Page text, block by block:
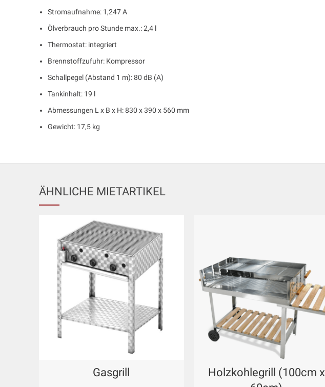
Stromaufnahme: 1,247 A
Ölverbrauch pro Stunde max.: 2,4 l
Thermostat: integriert
Brennstoffzufuhr: Kompressor
Schallpegel (Abstand 1 m): 80 dB (A)
Tankinhalt: 19 l
Abmessungen L x B x H: 830 x 390 x 560 mm
Gewicht: 17,5 kg
ÄHNLICHE MIETARTIKEL
Gasgrill
Holzkohlegrill (100cm x